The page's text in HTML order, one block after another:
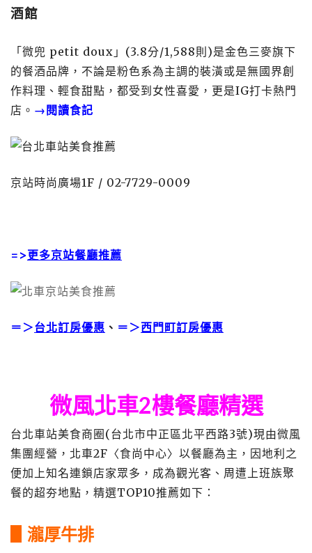
酒館
「微兜 petit doux」(3.8分/1,588則)是金色三麥旗下
的餐酒品牌，不論是粉色系為主調的裝潢或是無國界創
作料理、輕食甜點，都受到女性喜愛，更是IG打卡熱門
店。 →閱讀食記
京站時尚廣場1F / 02-7729-0009
=>更多京站餐廳推薦
＝＞台北訂房優惠 、 ＝＞西門町訂房優惠
微風北車2樓餐廳精選
台北車站美食商圈(台北市中正區北平西路3號)現由微風
集團經營，北車2F〈食尚中心〉以餐廳為主，因地利之
便加上知名連鎖店家眾多，成為觀光客、周遭上班族聚
餐的超夯地點，精選TOP10推薦如下：
▋瀧厚牛排